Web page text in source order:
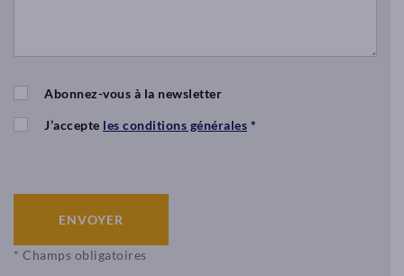
Abonnez-vous à la newsletter
J’accepte les conditions générales *
ENVOYER
* Champs obligatoires